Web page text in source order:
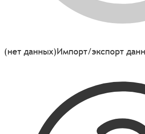
(нет данных)Импорт/экспорт